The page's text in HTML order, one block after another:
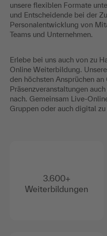
unsere flexiblen Formate
und Entscheidende bei der
Personalentwicklung von
Teams und Unternehmen.
Erlebe bei uns auch von zu
Online Weiterbildung.
den höchsten Ansprüchen
Präsenzveranstaltungen
nach. Gemeinsam Live-
Gruppen oder auch digital
3.600+
Weiterbildungen